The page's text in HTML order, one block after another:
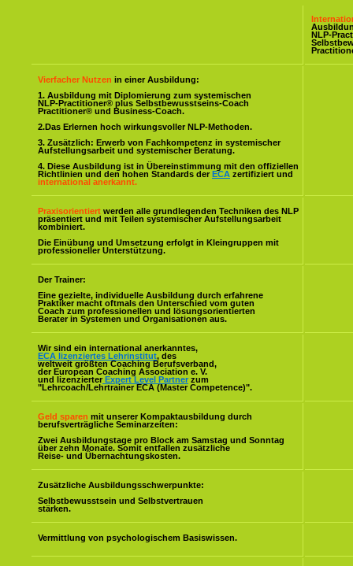
NLP-
Vierfacher Nutzen in einer Ausbildung:
1. Ausbildung mit Diplomierung zum systemischen
NLP-Practitioner® plus Selbstbewusstseins-Coach
Practitioner® und Business-Coach.
2.Das Erlernen hoch wirkungsvoller NLP-Methoden.
3. Zusätzlich: Erwerb von Fachkompetenz in systemischer
Aufstellungsarbeit und systemischer Beratung.
4. Diese Ausbildung ist in Übereinstimmung mit den offiziellen
Richtlinien und den hohen Standards der ECA zertifiziert und
international anerkannt.
Praxisorientiert werden alle grundlegenden Techniken des NLP
präsentiert und mit Teilen systemischer Aufstellungsarbeit
kombiniert.
Die Einübung und Umsetzung erfolgt in Kleingruppen mit
professioneller Unterstützung.
Der Trainer:
Eine gezielte, individuelle Ausbildung durch erfahrene
Praktiker macht oftmals den Unterschied vom guten
Coach zum professionellen und lösungsorientierten
Berater in Systemen und Organisationen aus.
Wir sind ein international anerkanntes,
ECA lizenziertes Lehrinstitut, des
weltweit größten Coaching Berufsverband,
der European Coaching Association e. V.
und lizenzierter Expert Level Partner zum
"Lehrcoach/Lehrtrainer ECA (Master Competence)".
Geld sparen mit unserer Kompaktausbildung durch
berufsverträgliche Seminarzeiten:
Zwei Ausbildungstage pro Block am Samstag und Sonntag
über zehn Monate. Somit entfallen zusätzliche
Reise- und Übernachtungskosten.
Zusätzliche Ausbildungsschwerpunkte:
Selbstbewusstsein und Selbstvertrauen
stärken.
Vermittlung von psychologischem Basiswissen.